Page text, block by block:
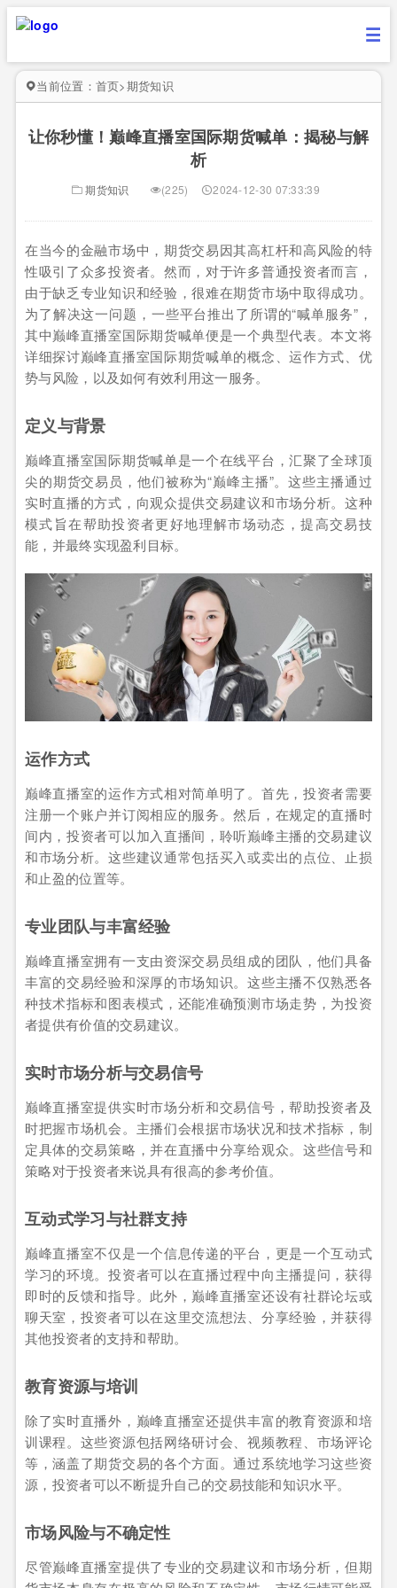
当前位置： 首页>期货知识
让你秒懂！巅峰直播室国际期货喊单：揭秘与解
析
期货知识 (225) 2024-12-30 07:33:39
在当今的金融市场中，期货交易因其高杠杆和高风险的特
性吸引了众多投资者。然而，对于许多普通投资者而言，
由于缺乏专业知识和经验，很难在期货市场中取得成功。
为了解决这一问题，一些平台推出了所谓的“喊单服务”，
其中巅峰直播室国际期货喊单便是一个典型代表。本文将
详细探讨巅峰直播室国际期货喊单的概念、运作方式、优
势与风险，以及如何有效利用这一服务。
定义与背景
巅峰直播室国际期货喊单是一个在线平台，汇聚了全球顶
尖的期货交易员，他们被称为“巅峰主播”。这些主播通过
实时直播的方式，向观众提供交易建议和市场分析。这种
模式旨在帮助投资者更好地理解市场动态，提高交易技
能，并最终实现盈利目标。
运作方式
巅峰直播室的运作方式相对简单明了。首先，投资者需要
注册一个账户并订阅相应的服务。然后，在规定的直播时
间内，投资者可以加入直播间，聆听巅峰主播的交易建议
和市场分析。这些建议通常包括买入或卖出的点位、止损
和止盈的位置等。
专业团队与丰富经验
巅峰直播室拥有一支由资深交易员组成的团队，他们具备
丰富的交易经验和深厚的市场知识。这些主播不仅熟悉各
种技术指标和图表模式，还能准确预测市场走势，为投资
者提供有价值的交易建议。
实时市场分析与交易信号
巅峰直播室提供实时市场分析和交易信号，帮助投资者及
时把握市场机会。主播们会根据市场状况和技术指标，制
定具体的交易策略，并在直播中分享给观众。这些信号和
策略对于投资者来说具有很高的参考价值。
互动式学习与社群支持
巅峰直播室不仅是一个信息传递的平台，更是一个互动式
学习的环境。投资者可以在直播过程中向主播提问，获得
即时的反馈和指导。此外，巅峰直播室还设有社群论坛或
聊天室，投资者可以在这里交流想法、分享经验，并获得
其他投资者的支持和帮助。
教育资源与培训
除了实时直播外，巅峰直播室还提供丰富的教育资源和培
训课程。这些资源包括网络研讨会、视频教程、市场评论
等，涵盖了期货交易的各个方面。通过系统地学习这些资
源，投资者可以不断提升自己的交易技能和知识水平。
市场风险与不确定性
尽管巅峰直播室提供了专业的交易建议和市场分析，但期